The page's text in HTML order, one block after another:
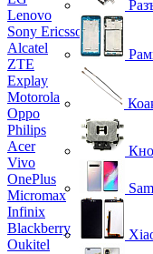
Lenovo
Sony Ericsson
Alcatel
ZTE
Explay
Motorola
Oppo
Philips
Acer
Vivo
OnePlus
Micromax
Infinix
Blackberry
Oukitel